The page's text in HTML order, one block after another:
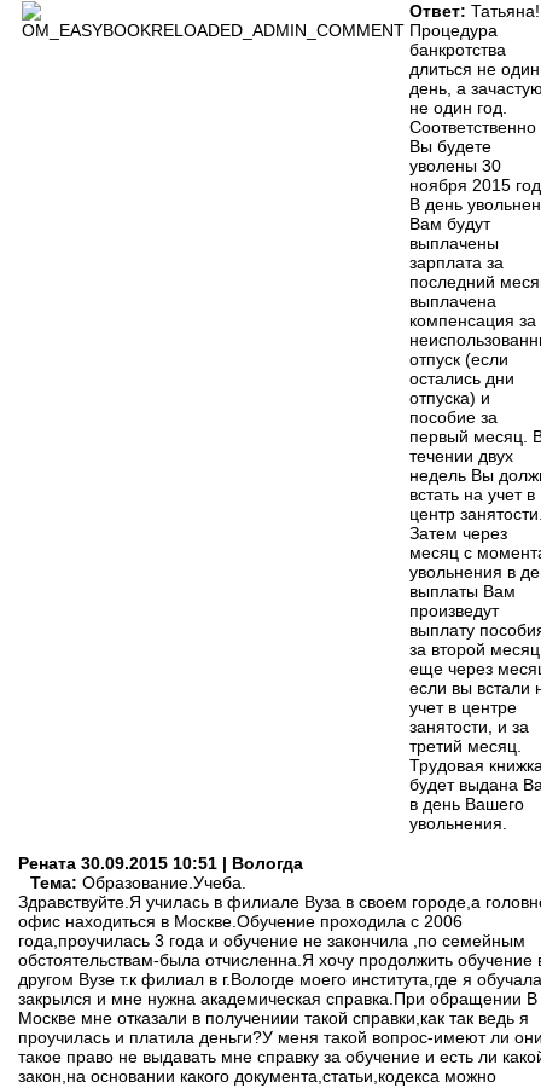
Ответ: Татьяна!
Процедура
банкротства
длиться не один
день, а
не один год.
Соответственно
Вы будете
уволены 30
ноября 2015
В день
Вам будут
выплачены
зарплата за
последний
выплачена
компенсация за
отпуск (если
остались дни
отпуска) и
пособие за
первый месяц.
течении двух
недель Вы
встать на учет в
центр
Затем через
месяц с
увольнения в
выплаты Вам
произведут
выплату
за второй
еще через
если вы встали
учет в центре
занятости, и за
третий месяц.
Трудовая
будет выдана
в день Вашего
увольнения.
Рената 30.09.2015 10:51 | Вологда
Тема: Образование.Учеба.
Здравствуйте.Я училась в филиале Вуза в своем городе,а
офис находиться в Москве.Обучение проходила с 2006
года,проучилась 3 года и обучение не закончила ,по семейным
обстоятельствам-была отчисленна.Я хочу продолжить обучение
другом Вузе т.к филиал в г.Вологде моего института,где я
закрылся и мне нужна академическая справка.При обращении В
Москве мне отказали в получениии такой справки,как так ведь я
проучилась и платила деньги?У меня такой вопрос-имеют ли
такое право не выдавать мне справку за обучение и есть ли
закон,на основании какого документа,статьи,кодекса можно